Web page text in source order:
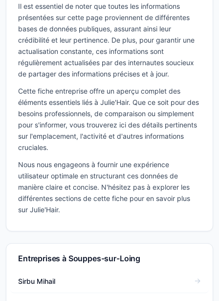
Il est essentiel de noter que toutes les informations
présentées sur cette page proviennent de différentes
bases de données publiques, assurant ainsi leur
crédibilité et leur pertinence. De plus, pour garantir une
actualisation constante, ces informations sont
régulièrement actualisées par des internautes soucieux
de partager des informations précises et à jour.
Cette fiche entreprise offre un aperçu complet des
éléments essentiels liés à Julie'Hair. Que ce soit pour des
besoins professionnels, de comparaison ou simplement
pour s'informer, vous trouverez ici des détails pertinents
sur l'emplacement, l'activité et d'autres informations
cruciales.
Nous nous engageons à fournir une expérience
utilisateur optimale en structurant ces données de
manière claire et concise. N'hésitez pas à explorer les
différentes sections de cette fiche pour en savoir plus
sur Julie'Hair.
Entreprises à Souppes-sur-Loing
Sirbu Mihail